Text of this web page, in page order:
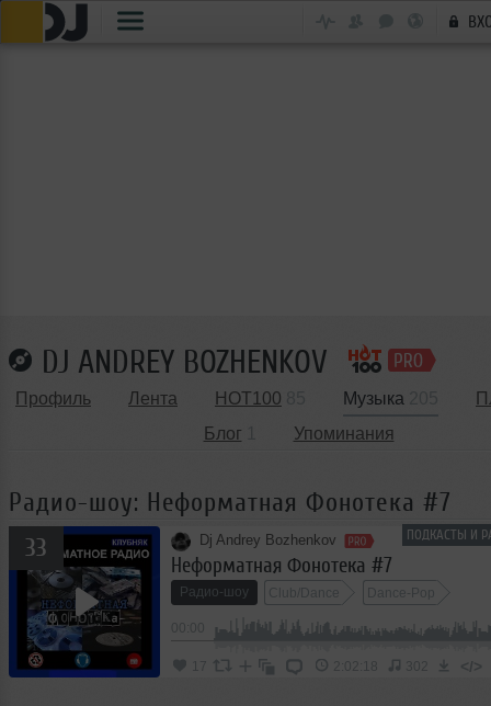
DJ ANDREY BOZHENKOV
Профиль Лента HOT100 Музыка
Блог
Упоминания
Радио-шоу: Неформатная Фонотека #7
ПОДКАСТЫ И
33 Dj Andrey Bozhenkov
Неформатная Фонотека #7
Радио-шоу Club/Dance Dance-Pop
15 Progressive House
17 2:02:18 302 </>